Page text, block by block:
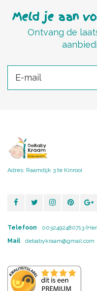
Meld je aan
Ontvang de
Adres: Raamdijk 3 te Kinrooi
Telefoon
0032492480713
Mail
debabykraam@gmail.com